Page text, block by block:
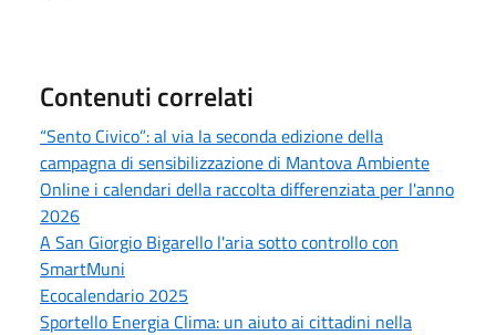
Contenuti correlati
“Sento Civico”: al via la seconda edizione della
campagna di sensibilizzazione di Mantova Ambiente
Online i calendari della raccolta differenziata per l'anno
2026
A San Giorgio Bigarello l'aria sotto controllo con
SmartMuni
Ecocalendario 2025
Sportello Energia Clima: un aiuto ai cittadini nella